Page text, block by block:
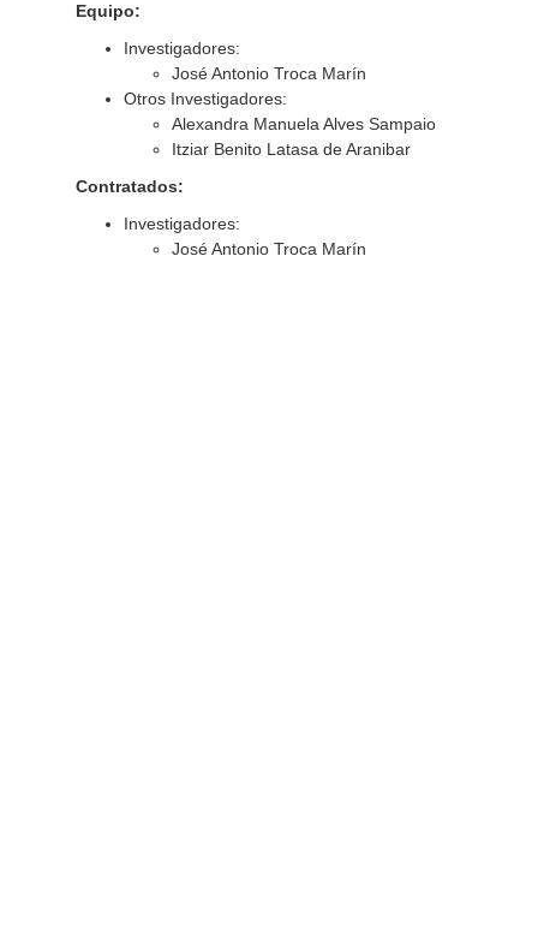
Equipo:
Investigadores:
José Antonio Troca Marín
Otros Investigadores:
Alexandra Manuela Alves Sampaio
Itziar Benito Latasa de Aranibar
Contratados:
Investigadores:
José Antonio Troca Marín